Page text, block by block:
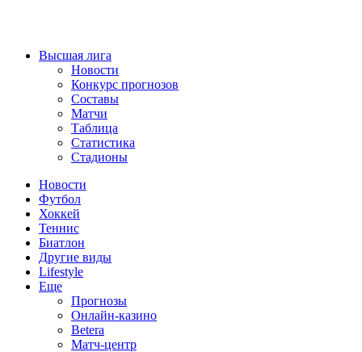
Высшая лига
Новости
Конкурс прогнозов
Составы
Матчи
Таблица
Статистика
Стадионы
Новости
Футбол
Хоккей
Теннис
Биатлон
Другие виды
Lifestyle
Еще
Прогнозы
Онлайн-казино
Betera
Матч-центр